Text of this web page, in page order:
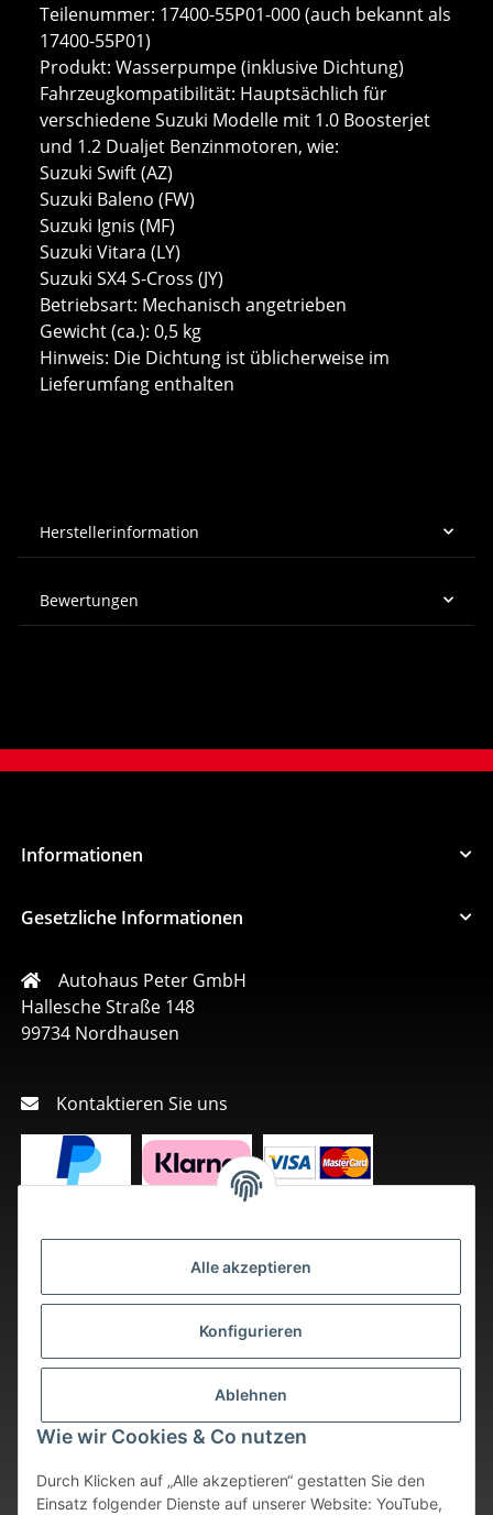
Alle akzeptieren
Konfigurieren
Ablehnen
Wie wir Cookies & Co nutzen
Durch Klicken auf „Alle akzeptieren“ gestatten Sie den
Einsatz folgender Dienste auf unserer Website: YouTube,
Teilenummer: 17400-55P01-000 (auch bekannt als
17400-55P01)
Produkt: Wasserpumpe (inklusive Dichtung)
Fahrzeugkompatibilität: Hauptsächlich für
verschiedene Suzuki Modelle mit 1.0 Boosterjet
und 1.2 Dualjet Benzinmotoren, wie:
Suzuki Swift (AZ)
Suzuki Baleno (FW)
Suzuki Ignis (MF)
Suzuki Vitara (LY)
Suzuki SX4 S-Cross (JY)
Betriebsart: Mechanisch angetrieben
Gewicht (ca.): 0,5 kg
Hinweis: Die Dichtung ist üblicherweise im
Lieferumfang enthalten
Herstellerinformation
Bewertungen
Informationen
Gesetzliche Informationen
Autohaus Peter GmbH
Hallesche Straße 148
99734 Nordhausen
Kontaktieren Sie uns